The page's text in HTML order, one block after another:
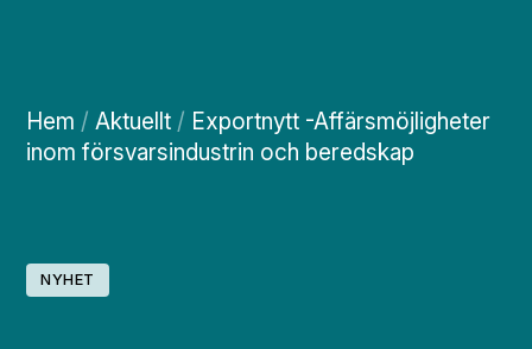
Hem /Aktuellt / Exportnytt -Affärsmöjligheter
inom försvarsindustrin och beredskap
NYHET